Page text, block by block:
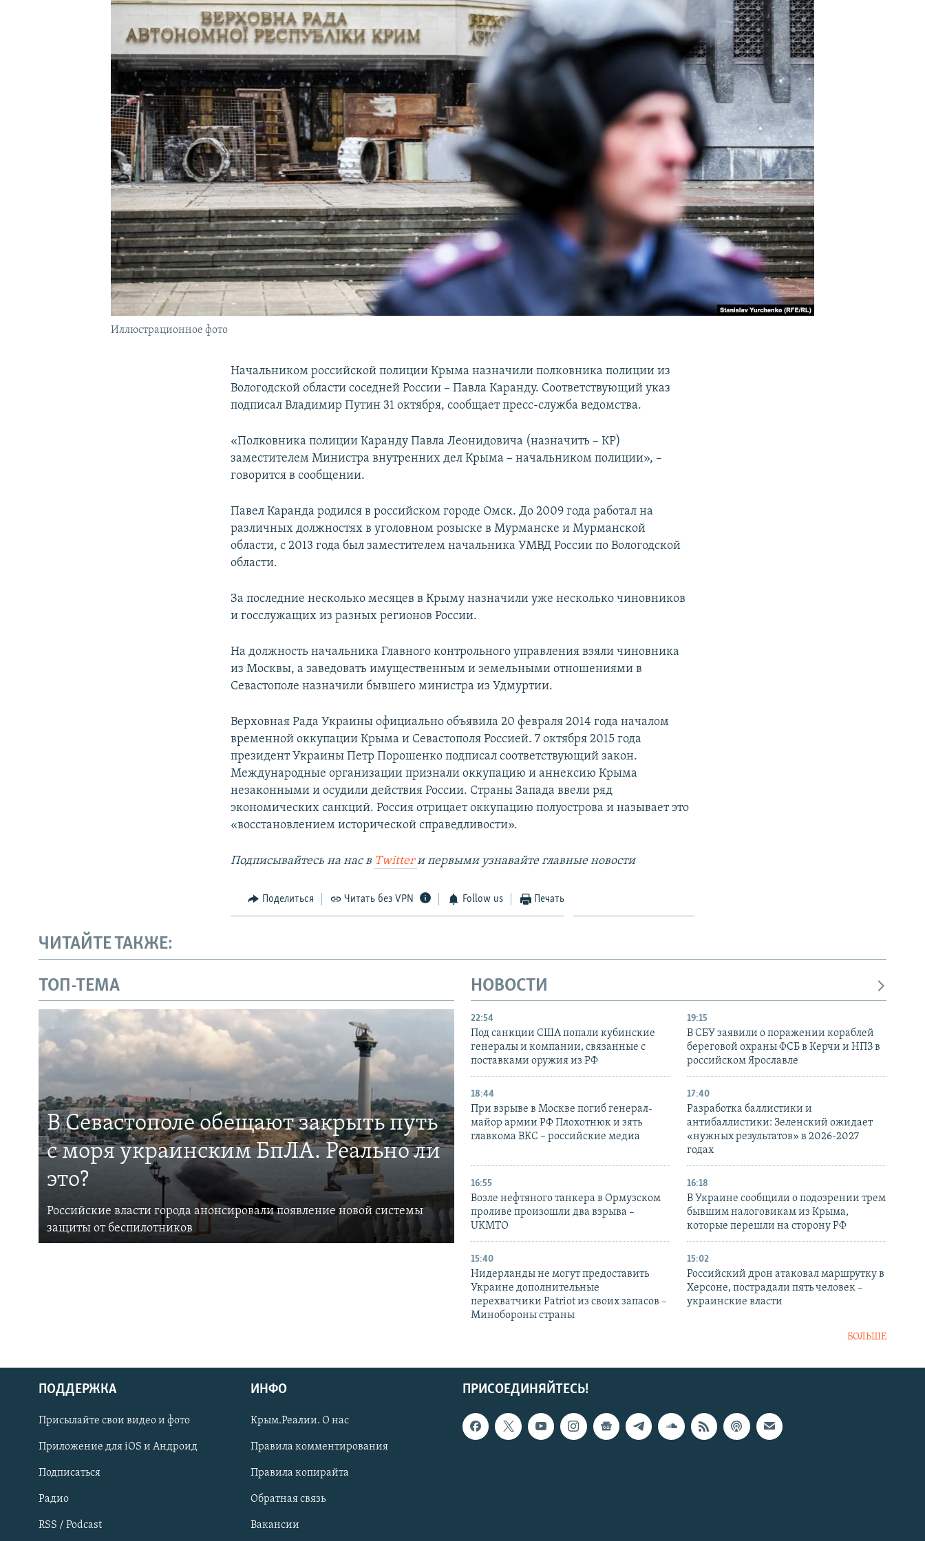
УКРАИНСКАЯ ПРОБЛЕМА КРЫМА
Українською
Qırımtatar
ПРИСОЕДИНЯЙТЕСЬ!
Иллюстрационное фото
Начальником российской полиции Крыма назначили полковника полиции из
Вологодской области соседней России – Павла Каранду. Соответствующий указ
подписал Владимир Путин 31 октября, сообщает пресс-служба ведомства.
«Полковника полиции Каранду Павла Леонидовича (назначить – КР)
заместителем Министра внутренних дел Крыма – начальником полиции», –
говорится в сообщении.
Павел Каранда родился в российском городе Омск. До 2009 года работал на
различных должностях в уголовном розыске в Мурманске и Мурманской
области, с 2013 года был заместителем начальника УМВД России по Вологодской
области.
За последние несколько месяцев в Крыму назначили уже несколько чиновников
и госслужащих из разных регионов России.
На должность начальника Главного контрольного управления взяли чиновника
из Москвы, а заведовать имущественным и земельными отношениями в
Севастополе назначили бывшего министра из Удмуртии.
Верховная Рада Украины официально объявила 20 февраля 2014 года началом
временной оккупации Крыма и Севастополя Россией. 7 октября 2015 года
президент Украины Петр Порошенко подписал соответствующий закон.
Международные организации признали оккупацию и аннексию Крыма
незаконными и осудили действия России. Страны Запада ввели ряд
экономических санкций. Россия отрицает оккупацию полуострова и называет это
«восстановлением исторической справедливости».
Подписывайтесь на наc в Twitterи первыми узнавайте главные новости
Поделиться Читать без VPN Follow us Печать
ЧИТАЙТЕ ТАКЖЕ:
ТОП-ТЕМА
В Севастополе обещают закрыть путь
с моря украинским БпЛА. Реально ли
это?
Российские власти города анонсировали появление новой системы
защиты от беспилотников
НОВОСТИ
22:54
Под санкции США попали кубинские
генералы и компании, связанные с
поставками оружия из РФ
19:15
В СБУ заявили о поражении кораблей
береговой охраны ФСБ в Керчи и НПЗ в
российском Ярославле
18:44
При взрыве в Москве погиб генерал-
майор армии РФ Плохотнюк и зять
главкома ВКС – российские медиа
17:40
Разработка баллистики и
антибаллистики: Зеленский ожидает
«нужных результатов» в 2026-2027
годах
16:55
Возле нефтяного танкера в Ормузском
проливе произошли два взрыва –
UKMTO
16:18
В Украине сообщили о подозрении трем
бывшим налоговикам из Крыма,
которые перешли на сторону РФ
15:40
Нидерланды не могут предоставить
Украине дополнительные
перехватчики Patriot из своих запасов –
Минобороны страны
15:02
Российский дрон атаковал маршрутку в
Херсоне, пострадали пять человек –
украинские власти
БОЛЬШЕ
ПРИСОЕДИНЯЙТЕСЬ!
ПОДДЕРЖКА
Присылайте свои видео и фото
Приложение для iOS и Андроид
Подписаться
Радио
RSS / Podcast
ИНФО
Крым.Реалии. О нас
Правила комментирования
Правила копирайта
Обратная связь
Вакансии